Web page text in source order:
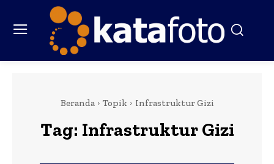
Beranda Topik Infrastruktur Gizi
Tag: Infrastruktur Gizi